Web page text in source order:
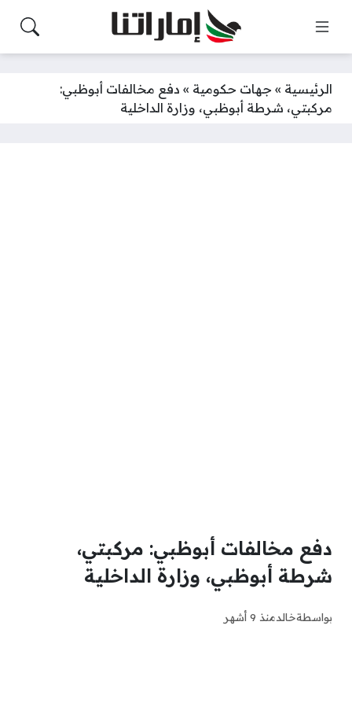
الرئيسية » جهات حكومية » دفع مخالفات أبوظبي:
مركبتي، شرطة أبوظبي، وزارة الداخلية
دفع مخالفات أبوظبي: مركبتي،
شرطة أبوظبي، وزارة الداخلية
بواسطةخالدمنذ 9 أشهر